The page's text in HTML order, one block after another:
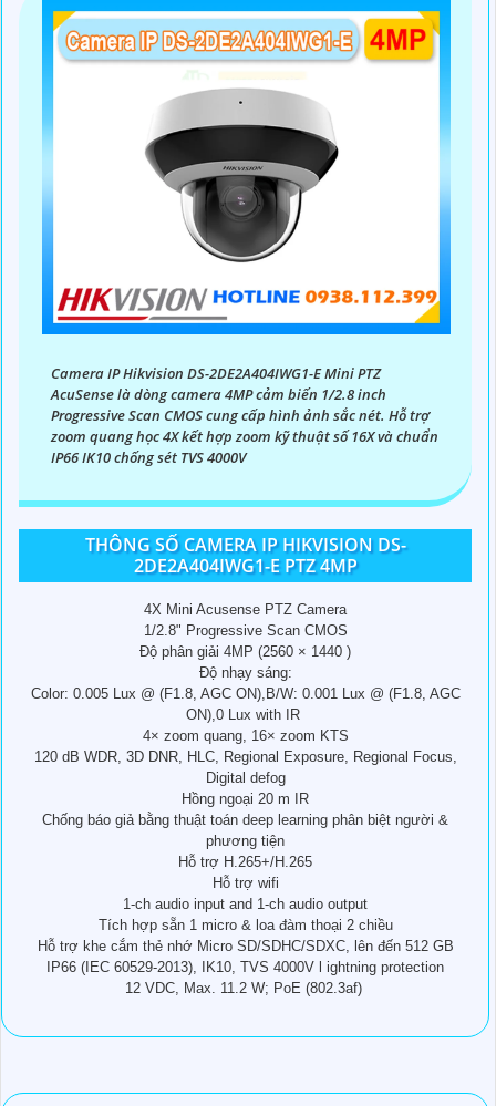
Camera IP Hikvision DS-2DE2A404IWG1-E Mini PTZ
AcuSense là dòng camera 4MP cảm biến 1/2.8 inch
Progressive Scan CMOS cung cấp hình ảnh sắc nét. Hỗ trợ
zoom quang học 4X kết hợp zoom kỹ thuật số 16X và chuẩn
IP66 IK10 chống sét TVS 4000V
THÔNG SỐ CAMERA IP HIKVISION DS-
2DE2A404IWG1-E PTZ 4MP
4X Mini Acusense PTZ Camera
1/2.8" Progressive Scan CMOS
Độ phân giải 4MP (2560 × 1440 )
Độ nhạy sáng:
Color: 0.005 Lux @ (F1.8, AGC ON),B/W: 0.001 Lux @ (F1.8, AGC
ON),0 Lux with IR
4× zoom quang, 16× zoom KTS
120 dB WDR, 3D DNR, HLC, Regional Exposure, Regional Focus,
Digital defog
Hồng ngoại 20 m IR
Chống báo giả bằng thuật toán deep learning phân biệt người &
phương tiện
Hỗ trợ H.265+/H.265
Hỗ trợ wifi
1-ch audio input and 1-ch audio output
Tích hợp sẵn 1 micro & loa đàm thoại 2 chiều
Hỗ trợ khe cắm thẻ nhớ Micro SD/SDHC/SDXC, lên đến 512 GB
IP66 (IEC 60529-2013), IK10, TVS 4000V l ightning protection
12 VDC, Max. 11.2 W; PoE (802.3af)